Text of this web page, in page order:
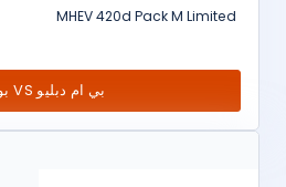
MHEV 420d Pack M Limited
بورش VS بي ام دبليو